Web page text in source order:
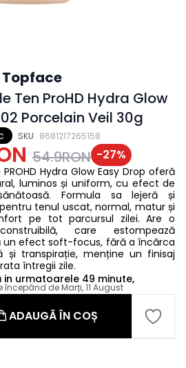
SKU 8681217265158
Topface
Ten ProHD Hydra Glow
Porcelain Veil 30g
54.9RON -27%
Hydra Glow Easy Drop oferă
luminos și uniform, cu efect de
Formula sa lejeră și
tenul uscat, normal, matur și
pe tot parcursul zilei. Are o
care estompează
un efect soft-focus, fără a încărca
și transpirație, menține un finisaj
întregii zile.
in urmatoarele 49 minute,
începând deMarți, 11 August
ADAUGĂ ÎN COȘ